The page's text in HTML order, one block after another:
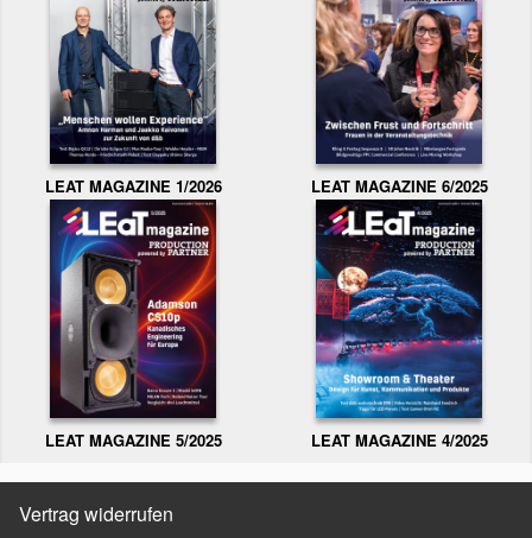
LEAT MAGAZINE 1/2026 LEAT MAGAZINE 6/2025
LEAT MAGAZINE 5/2025 LEAT MAGAZINE 4/2025
Vertrag widerrufen